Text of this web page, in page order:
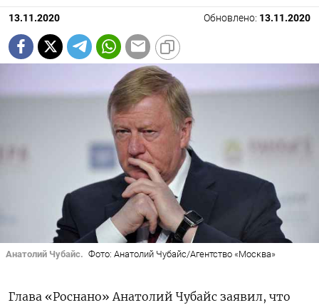
13.11.2020 Обновлено: 13.11.2020
Анатолий Чубайс. Фото: Анатолий Чубайс/Агентство «Москва»
Глава «Роснано» Анатолий Чубайс заявил, что